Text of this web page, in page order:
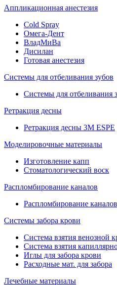
Аппликационная анестезия
Cold Spray
Омега-Дент
ВладМиВа
Дисилан
Готовая анестезия
Системы для отбеливания зубов
Системы для отбеливания
Ретракция десны
Ретракция десны 3M ESPE
Моделировочные материалы
Изготовление капп
Стоматологический воск
Распломбирование каналов
Распломбирование
Системы забора крови
Система взятия венозной
Система взятия
Иглы для забора крови
Расходные мат. для забора
Лечебные материалы